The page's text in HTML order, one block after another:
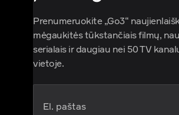
Prenumeruokite „Go3“
mėgaukitės tūkstančiais filmų,
serialais ir daugiau nei 50 TV
vietoje.